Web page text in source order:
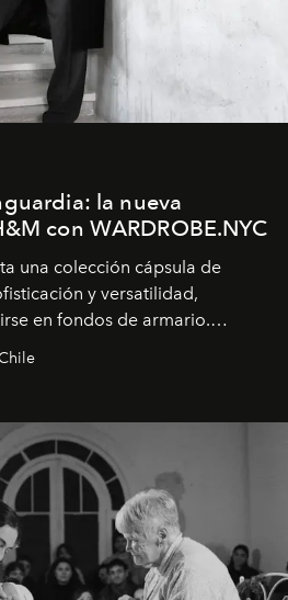
la nueva
con WARDROBE.NYC
una colección cápsula de
y versatilidad,
en fondos de armario.
el 6 de agosto.